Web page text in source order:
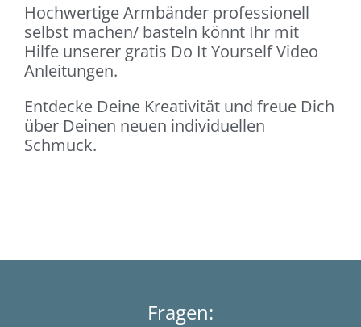
Hochwertige Armbänder professionell
selbst machen/ basteln könnt Ihr mit
Hilfe unserer gratis Do It Yourself Video
Anleitungen.
Entdecke Deine Kreativität und freue Dich
über Deinen neuen individuellen
Schmuck.
Fragen: